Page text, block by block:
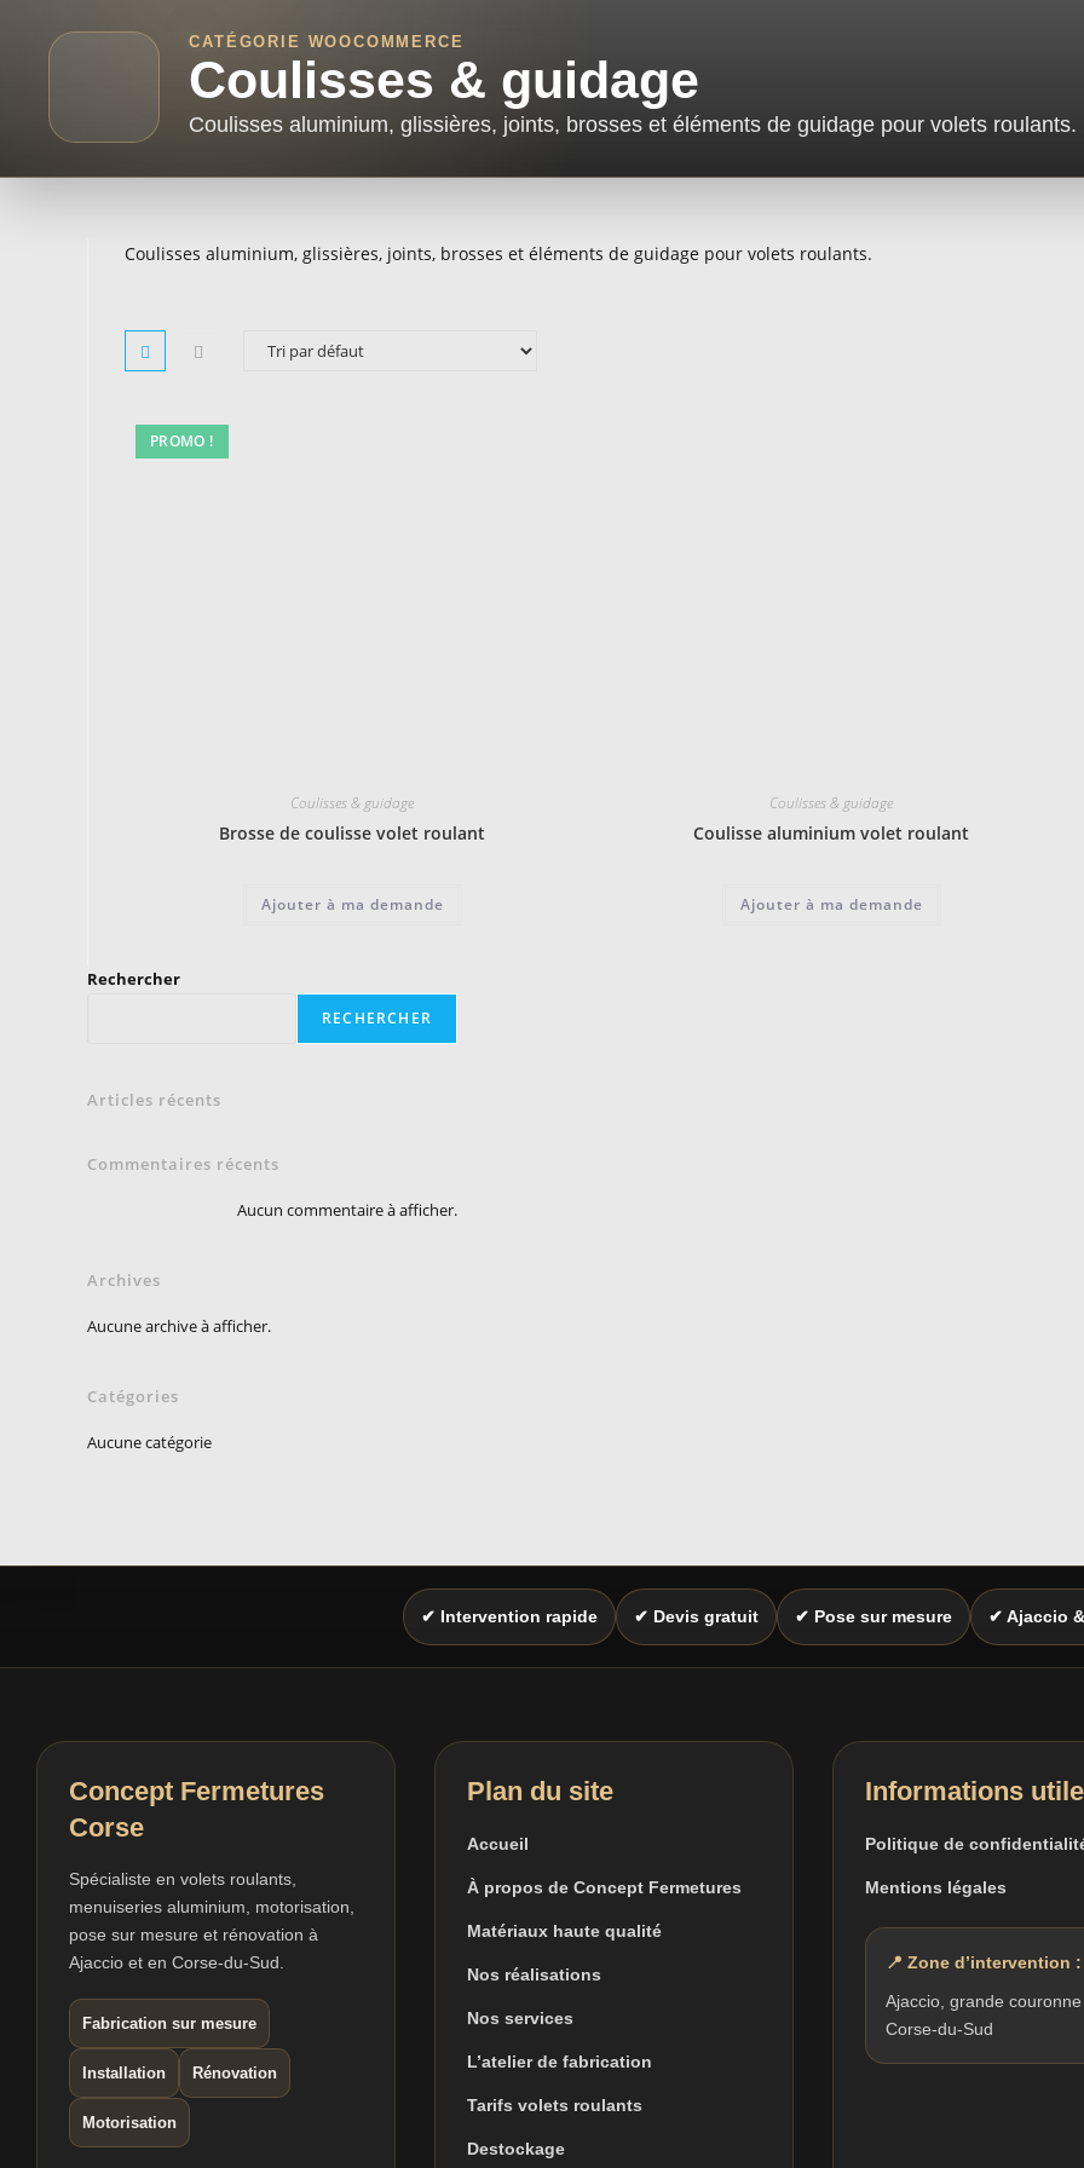
CATÉGORIE WOOCOMMERCE
Coulisses & guidage
Coulisses aluminium, glissières, joints, brosses et éléments de guidage pour volets roulants.
Coulisses aluminium, glissières, joints, brosses et éléments de guidage pour volets roulants.
PROMO !
Coulisses & guidage
Brosse de coulisse volet roulant
Ajouter à ma demande
Coulisses & guidage
Coulisse aluminium volet roulant
Ajouter à ma demande
Rechercher
RECHERCHER
Articles récents
Commentaires récents
Aucun commentaire à afficher.
Archives
Aucune archive à afficher.
Catégories
Aucune catégorie
✔ Intervention rapide ✔ Devis gratuit ✔ Pose sur mesure ✔ Ajaccio
Concept Fermetures
Corse
Spécialiste en volets roulants,
menuiseries aluminium, motorisation,
pose sur mesure et rénovation à
Ajaccio et en Corse-du-Sud.
Fabrication sur mesure
Installation Rénovation
Motorisation
Plan du site
Accueil
À propos de Concept Fermetures
Matériaux haute qualité
Nos réalisations
Nos services
L’atelier de fabrication
Tarifs volets roulants
Destockage
Informations
Politique de
Mentions légales
📍 Zone d’intervention :
Ajaccio, grande
Corse-du-Sud